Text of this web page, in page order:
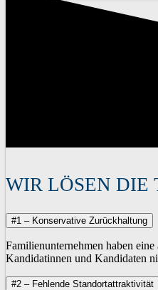
WIR LÖSEN DIE
#1 – Konservative Zurückhaltung
Familienunternehmen haben
Kandidatinnen und Kandidaten
#2 – Fehlende Standortattraktivität